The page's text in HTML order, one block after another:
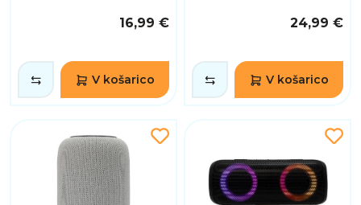
16,99 €
V košarico
24,99 €
V košarico